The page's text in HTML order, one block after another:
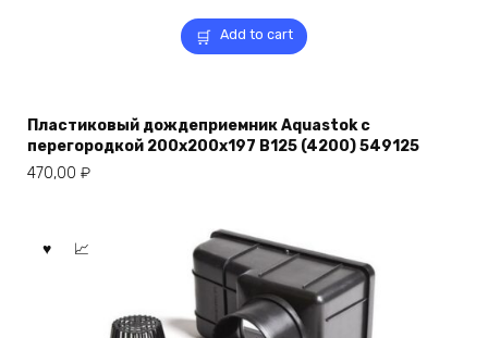
Add to cart
Пластиковый дождеприемник Aquastok с
перегородкой 200x200x197 B125 (4200) 549125
470,00 ₽